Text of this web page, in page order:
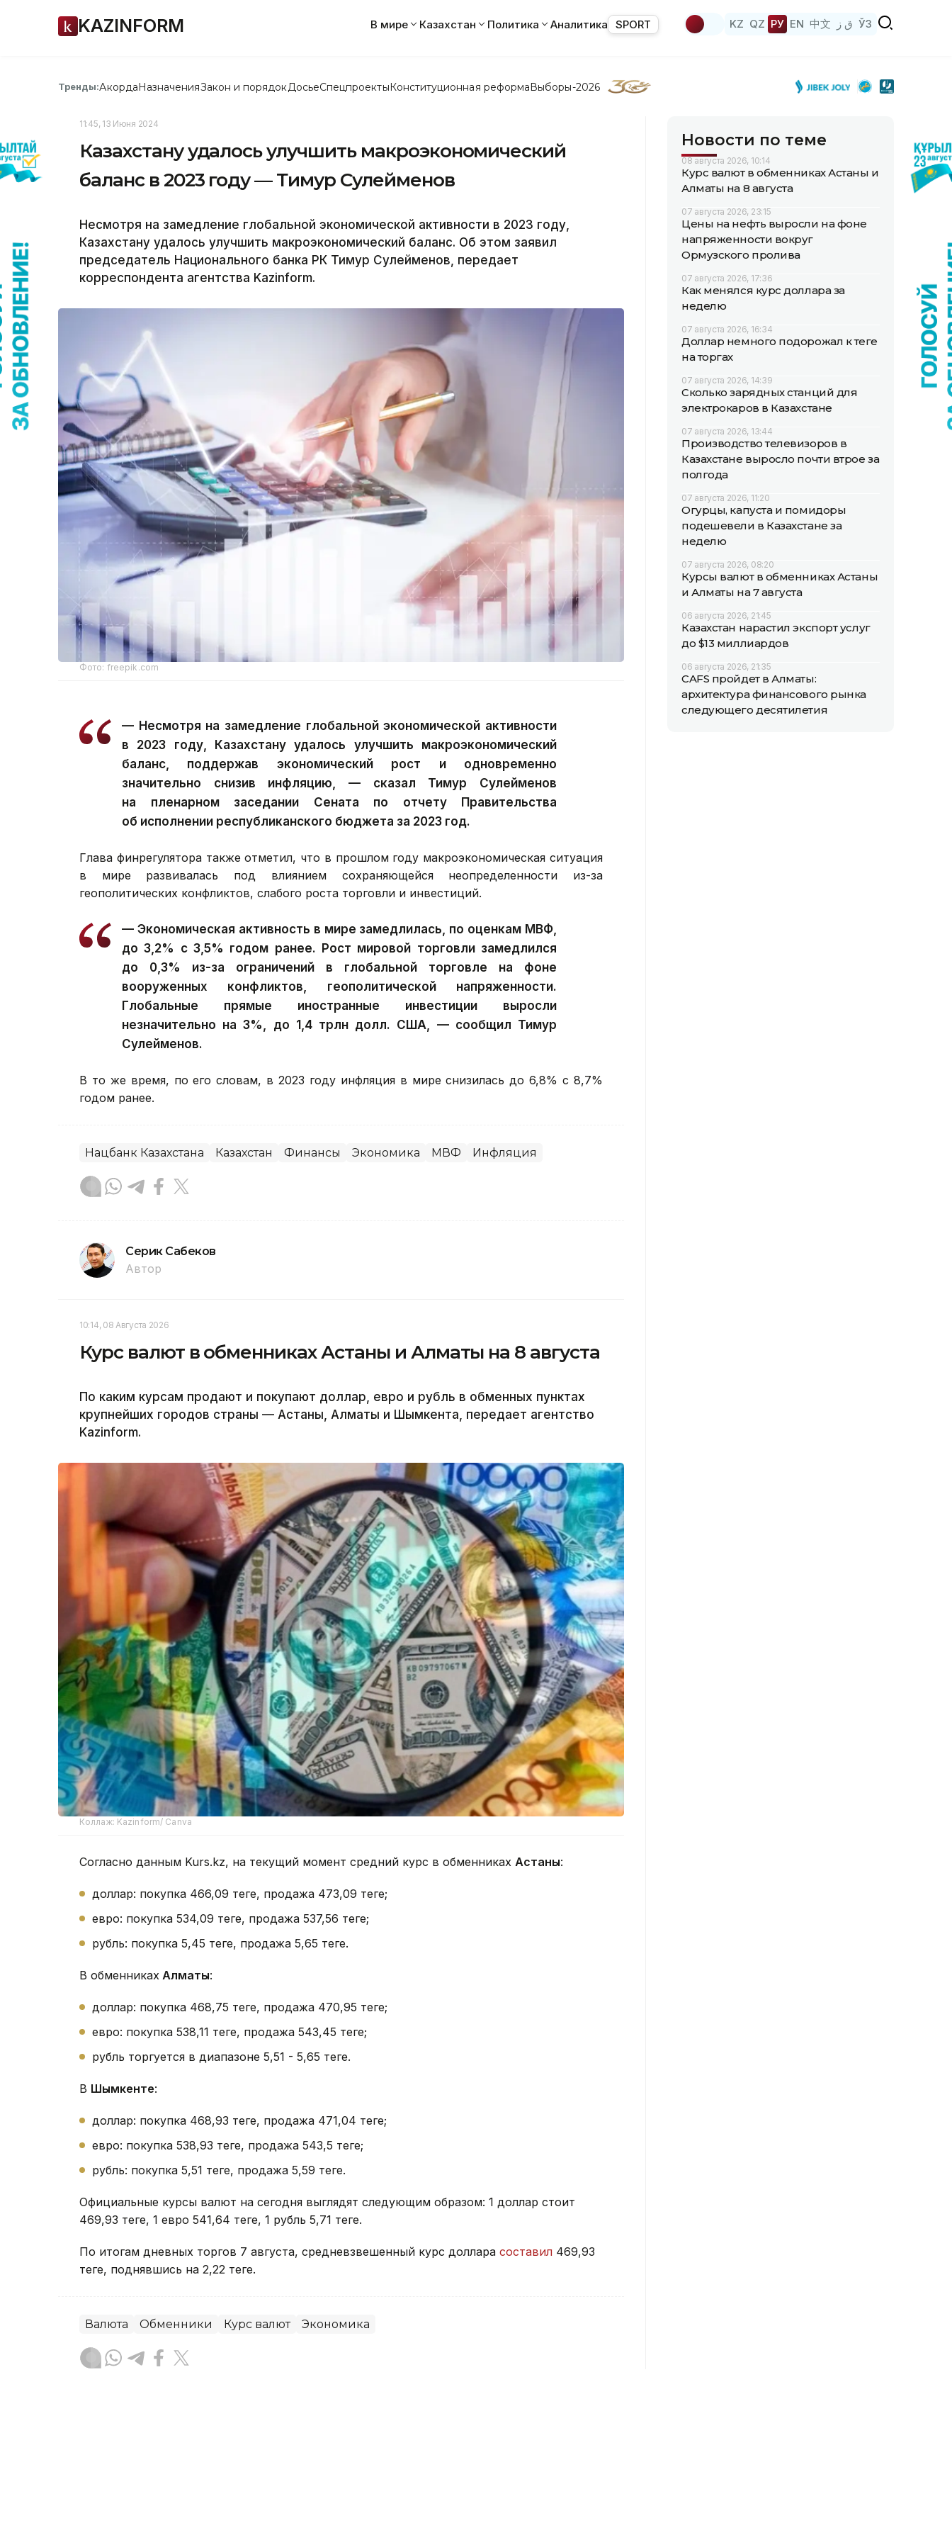
KAZINFORM В мире Казахстан Политика Аналитика SPORT KZ QZ РУ EN 中文 ق ز ЎЗ
Тренды:АкордаНазначенияЗакон и порядок ДосьеСпецпроектыКонституционная реформаВыборы-2026
11:45, 13 Июня 2024
Казахстану удалось улучшить макроэкономический
баланс в 2023 году — Тимур Сулейменов
Несмотря на замедление глобальной экономической активности в 2023 году,
Казахстану удалось улучшить макроэкономический баланс. Об этом заявил
председатель Национального банка РК Тимур Сулейменов, передает
корреспондента агентства Kazinform.
Фото: freepik.com
— Несмотря на замедление глобальной экономической активности
в 2023 году, Казахстану удалось улучшить макроэкономический
баланс, поддержав экономический рост и одновременно
значительно снизив инфляцию, — сказал Тимур Сулейменов
на пленарном заседании Сената по отчету Правительства
об исполнении республиканского бюджета за 2023 год.
Глава финрегулятора также отметил, что в прошлом году макроэкономическая ситуация
в мире развивалась под влиянием сохраняющейся неопределенности из-за
геополитических конфликтов, слабого роста торговли и инвестиций.
— Экономическая активность в мире замедлилась, по оценкам МВФ,
до 3,2% с 3,5% годом ранее. Рост мировой торговли замедлился
до 0,3% из-за ограничений в глобальной торговле на фоне
вооруженных конфликтов, геополитической напряженности.
Глобальные прямые иностранные инвестиции выросли
незначительно на 3%, до 1,4 трлн долл. США, — сообщил Тимур
Сулейменов.
В то же время, по его словам, в 2023 году инфляция в мире снизилась до 6,8% с 8,7%
годом ранее.
Нацбанк Казахстана Казахстан Финансы Экономика МВФ Инфляция
Серик Сабеков
Автор
10:14, 08 Августа 2026
Курс валют в обменниках Астаны и Алматы на 8 августа
По каким курсам продают и покупают доллар, евро и рубль в обменных пунктах
крупнейших городов страны — Астаны, Алматы и Шымкента, передает агентство
Kazinform.
Коллаж: Kazinform/ Canva
Согласно данным Kurs.kz, на текущий момент средний курс в обменниках Астаны:
доллар: покупка 466,09 теңге, продажа 473,09 теңге;
евро: покупка 534,09 теңге, продажа 537,56 теңге;
рубль: покупка 5,45 теңге, продажа 5,65 теңге.
В обменниках Алматы:
доллар: покупка 468,75 теңге, продажа 470,95 теңге;
евро: покупка 538,11 теңге, продажа 543,45 теңге;
рубль торгуется в диапазоне 5,51 - 5,65 теңге.
В Шымкенте:
доллар: покупка 468,93 теңге, продажа 471,04 теңге;
евро: покупка 538,93 теңге, продажа 543,5 теңге;
рубль: покупка 5,51 теңге, продажа 5,59 теңге.
Официальные курсы валют на сегодня выглядят следующим образом: 1 доллар стоит
469,93 теңге, 1 евро 541,64 теңге, 1 рубль 5,71 теңге.
По итогам дневных торгов 7 августа, средневзвешенный курс доллара составил 469,93
теңге, поднявшись на 2,22 теңге.
Валюта Обменники Курс валют Экономика
Новости по теме
08 августа 2026, 10:14
Курс валют в обменниках Астаны и
Алматы на 8 августа
07 августа 2026, 23:15
Цены на нефть выросли на фоне
напряженности вокруг
Ормузского пролива
07 августа 2026, 17:36
Как менялся курс доллара за
неделю
07 августа 2026, 16:34
Доллар немного подорожал к теңге
на торгах
07 августа 2026, 14:39
Сколько зарядных станций для
электрокаров в Казахстане
07 августа 2026, 13:44
Производство телевизоров в
Казахстане выросло почти втрое за
полгода
07 августа 2026, 11:20
Огурцы, капуста и помидоры
подешевели в Казахстане за
неделю
07 августа 2026, 08:20
Курсы валют в обменниках Астаны
и Алматы на 7 августа
06 августа 2026, 21:45
Казахстан нарастил экспорт услуг
до $13 миллиардов
06 августа 2026, 21:35
CAFS пройдет в Алматы:
архитектура финансового рынка
следующего десятилетия